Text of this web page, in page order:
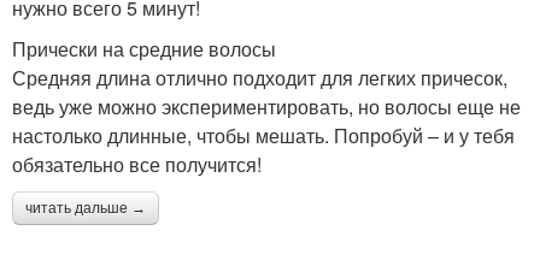
нужно всего 5 минут!
Прически на средние волосы
Средняя длина отлично подходит для легких причесок,
ведь уже можно экспериментировать, но волосы еще не
настолько длинные, чтобы мешать. Попробуй – и у тебя
обязательно все получится!
читать дальше →